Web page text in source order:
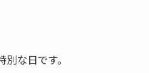
な日です。